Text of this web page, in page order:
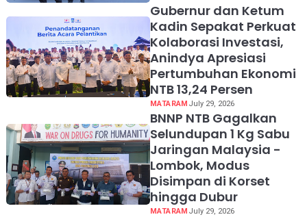
Gubernur dan Ketum
Kadin Sepakat Perkuat
Kolaborasi Investasi,
Anindya Apresiasi
Pertumbuhan Ekonomi
NTB 13,24 Persen
MATARAM July 29, 2026
BNNP NTB Gagalkan
Selundupan 1 Kg Sabu
Jaringan Malaysia -
Lombok, Modus
Disimpan di Korset
hingga Dubur
MATARAM July 29, 2026